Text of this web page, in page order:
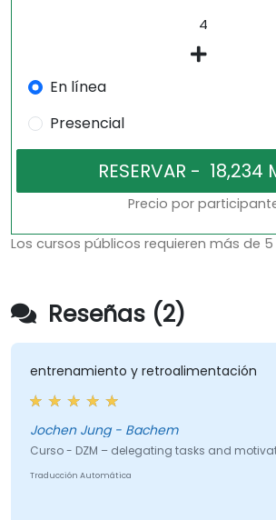
En línea
Presencial
Precio por
Los cursos públicos requieren más de
Reseñas (2)
entrenamiento y retroalimentación
Jochen Jung - Bachem
Curso - DZM – delegating tasks and
Traducción Automática